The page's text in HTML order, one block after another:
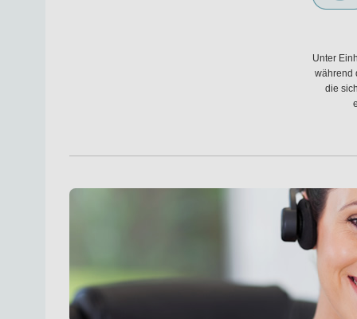
Unter
während
die